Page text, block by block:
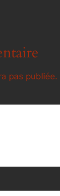
pas publiée.